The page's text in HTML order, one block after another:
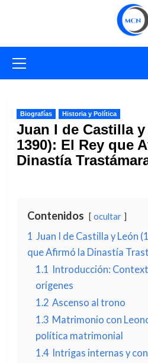
primario
Biografías Historia y Política
Juan I de Castilla y
1390): El Rey que
Dinastía
Contenidos ocultar
1 Juan I de Castilla y León
que Afirmó la Dinastía
1.1 Introducción:
orígenes
1.2 Ascenso al trono
1.3 Matrimonio con
política matrimonial
1.4 Intrigas internas y